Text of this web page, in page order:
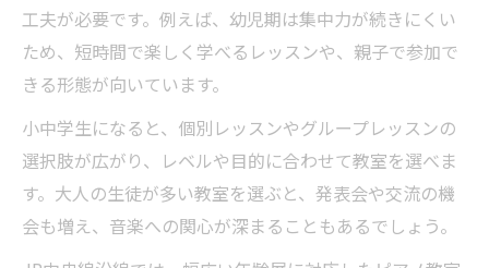
工夫が必要です。例えば、幼児期は集中力が続きにくい
ため、短時間で楽しく学べるレッスンや、親子で参加で
きる形態が向いています。
小中学生になると、個別レッスンやグループレッスンの
選択肢が広がり、レベルや目的に合わせて教室を選べま
す。大人の生徒が多い教室を選ぶと、発表会や交流の機
会も増え、音楽への関心が深まることもあるでしょう。